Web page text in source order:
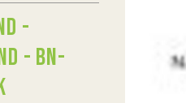
-
- BN-